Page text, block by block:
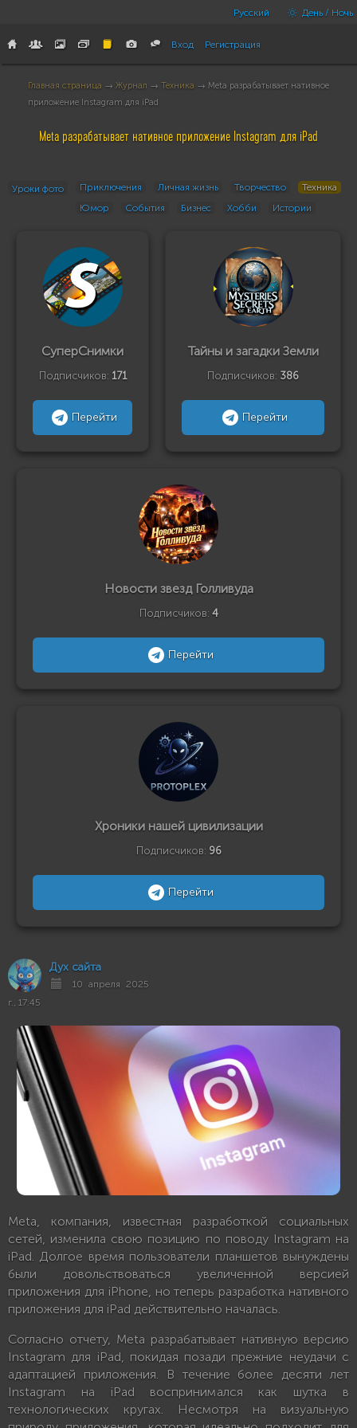
Русский День / Ночь
Вход Регистрация
Главная страница → Журнал → Техника → Meta разрабатывает нативное
приложение Instagram для iPad
Meta разрабатывает нативное приложение Instagram для iPad
Уроки фото Приключения Личная жизнь Творчество
Техника
Юмор
События Бизнес Хобби Истории
СуперСнимки
Подписчиков: 171
Перейти
Тайны и загадки Земли
Подписчиков: 386
Перейти
Новости звезд Голливуда
Подписчиков: 4
Перейти
Хроники нашей цивилизации
Подписчиков: 96
Перейти
Дух сайта
10 апреля 2025
г., 17:45
Meta, компания, известная разработкой социальных
сетей, изменила свою позицию по поводу Instagram на
iPad. Долгое время пользователи планшетов вынуждены
были довольствоваться увеличенной версией
приложения для iPhone, но теперь разработка нативного
приложения для iPad действительно началась.
Согласно отчету, Meta разрабатывает нативную версию
Instagram для iPad, покидая позади прежние неудачи с
адаптацией приложения. В течение более десяти лет
Instagram на iPad воспринимался как шутка в
технологических кругах. Несмотря на визуальную